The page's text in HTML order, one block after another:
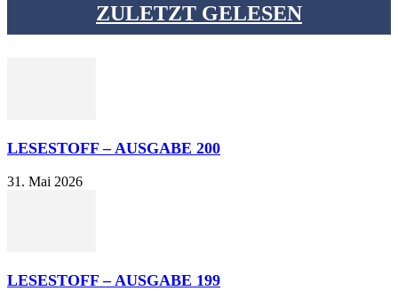
ZULETZT GELESEN
LESESTOFF – AUSGABE 200
31. Mai 2026
LESESTOFF – AUSGABE 199